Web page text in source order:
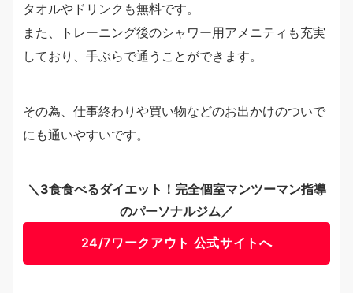
タオルやドリンクも無料です。
また、トレーニング後のシャワー用アメニティも充実
しており、手ぶらで通うことができます。
その為、仕事終わりや買い物などのお出かけのついで
にも通いやすいです。
＼3食食べるダイエット！完全個室マンツーマン指導
のパーソナルジム／
24/7ワークアウト 公式サイトへ